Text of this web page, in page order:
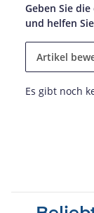
Geben Sie
und helfen
Artikel
Es gibt noch